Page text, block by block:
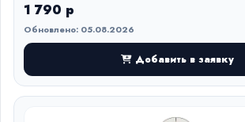
1 790 р
Обновлено: 05.08.2026
Добавить в заявку